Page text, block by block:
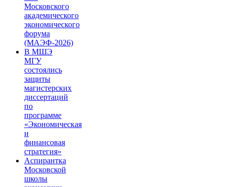
Московского
академического
экономического
форума
(МАЭФ-2026)
В МШЭ
МГУ
состоялись
защиты
магистерских
диссертаций
по
программе
«Экономическая
и
финансовая
стратегия»
Аспирантка
Московской
школы